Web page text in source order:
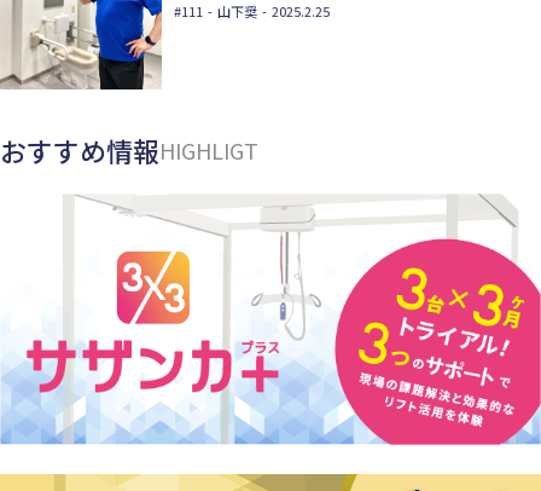
#111 - 山下奨 - 2025.2.25
おすすめ情報HIGHLIGT